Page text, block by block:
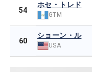
54
ホセ・トレド
GTM
60
ショーン・ル
USA